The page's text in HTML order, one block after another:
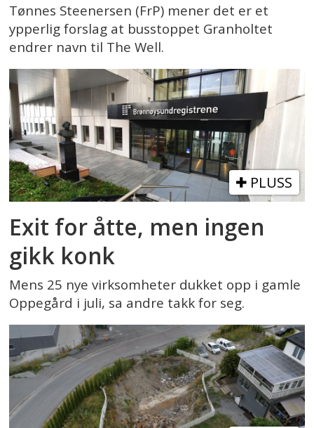
Tønnes Steenersen (FrP) mener det er et
ypperlig forslag at busstoppet Granholtet
endrer navn til The Well.
PLUSS
Exit for åtte, men ingen
gikk konk
Mens 25 nye virksomheter dukket opp i gamle
Oppegård i juli, sa andre takk for seg.